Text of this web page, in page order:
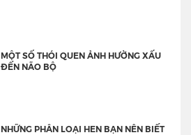
MỘT SỐ THÓI QUEN ẢNH HƯỜNG XẤU
ĐẾN NÃO BỘ
NHỮNG PHÂN LOẠI HEN BẠN NÊN BIẾT